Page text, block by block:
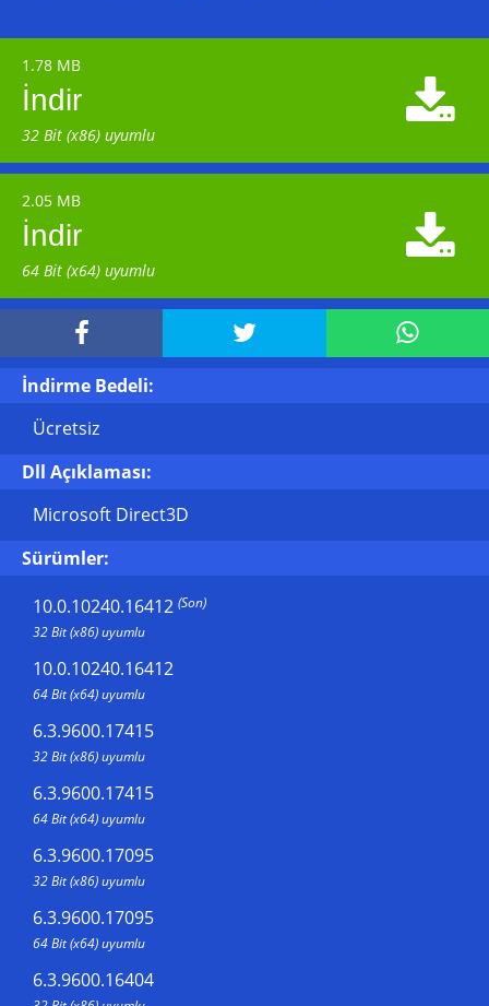
1.78 MB
İndir
32 Bit (x86) uyumlu

2.05 MB
İndir
64 Bit (x64) uyumlu

  
İndirme Bedeli:
Ücretsiz
Dll Açıklaması:
Microsoft Direct3D
Sürümler:
10.0.10240.16412 (Son)
32 Bit (x86) uyumlu
10.0.10240.16412
64 Bit (x64) uyumlu
6.3.9600.17415
32 Bit (x86) uyumlu
6.3.9600.17415
64 Bit (x64) uyumlu
6.3.9600.17095
32 Bit (x86) uyumlu
6.3.9600.17095
64 Bit (x64) uyumlu
6.3.9600.16404